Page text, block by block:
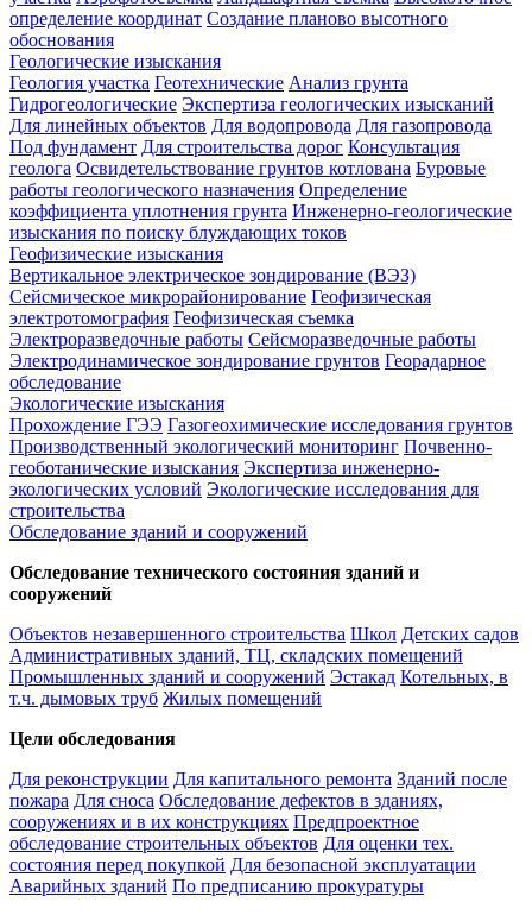
определение координат Создание планово высотного
обоснования
Геологические изыскания
Геология участка Геотехнические Анализ грунта
Гидрогеологические Экспертиза геологических изысканий
Для линейных объектов Для водопровода Для газопровода
Под фундамент Для строительства дорог Консультация
геолога Освидетельствование грунтов котлована Буровые
работы геологического назначения Определение
коэффициента уплотнения грунта Инженерно-геологические
изыскания по поиску блуждающих токов
Геофизические изыскания
Вертикальное электрическое зондирование (ВЭЗ)
Сейсмическое микрорайонирование Геофизическая
электротомография Геофизическая съемка
Электроразведочные работы Сейсморазведочные работы
Электродинамическое зондирование грунтов Георадарное
обследование
Экологические изыскания
Прохождение ГЭЭ Газогеохимические исследования грунтов
Производственный экологический мониторинг Почвенно-
геоботанические изыскания Экспертиза инженерно-
экологических условий Экологические исследования для
строительства
Обследование зданий и сооружений
Обследование технического состояния зданий и
сооружений
Объектов незавершенного строительства Школ Детских садов
Административных зданий, ТЦ, складских помещений
Промышленных зданий и сооружений Эстакад Котельных, в
т.ч. дымовых труб Жилых помещений
Цели обследования
Для реконструкции Для капитального ремонта Зданий после
пожара Для сноса Обследование дефектов в зданиях,
сооружениях и в их конструкциях Предпроектное
обследование строительных объектов Для оценки тех.
состояния перед покупкой Для безопасной эксплуатации
Аварийных зданий По предписанию прокуратуры